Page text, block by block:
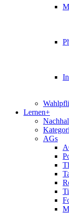
Lernen+
AGs